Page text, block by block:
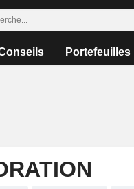
Portefeuilles